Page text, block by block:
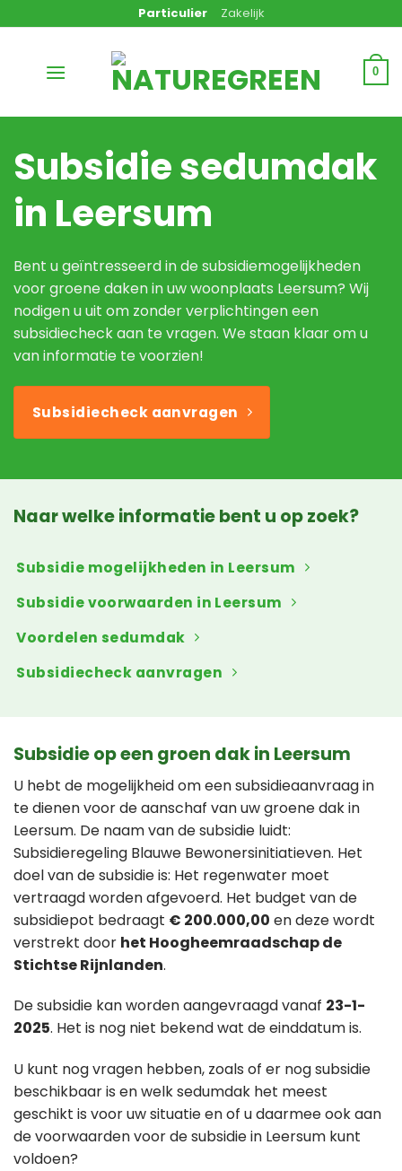
naar
Particulier Zakelijk
0
Subsidie sedumdak
in Leersum
Bent u geïntresseerd in de subsidiemogelijkheden
voor groene daken in uw woonplaats Leersum? Wij
nodigen u uit om zonder verplichtingen een
subsidiecheck aan te vragen. We staan klaar om u
van informatie te voorzien!
Subsidiecheck aanvragen
Naar welke informatie bent u op zoek?
Subsidie mogelijkheden in Leersum
Subsidie voorwaarden in Leersum
Voordelen sedumdak
Subsidiecheck aanvragen
Subsidie op een groen dak in Leersum
U hebt de mogelijkheid om een subsidieaanvraag in
te dienen voor de aanschaf van uw groene dak in
Leersum. De naam van de subsidie luidt:
Subsidieregeling Blauwe Bewonersinitiatieven. Het
doel van de subsidie is: Het regenwater moet
vertraagd worden afgevoerd. Het budget van de
subsidiepot bedraagt € 200.000,00 en deze wordt
verstrekt door het Hoogheemraadschap de
Stichtse Rijnlanden.
De subsidie kan worden aangevraagd vanaf 23-1-
2025. Het is nog niet bekend wat de einddatum is.
U kunt nog vragen hebben, zoals of er nog subsidie
beschikbaar is en welk sedumdak het meest
geschikt is voor uw situatie en of u daarmee ook aan
de voorwaarden voor de subsidie in Leersum kunt
voldoen?